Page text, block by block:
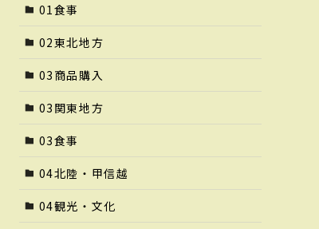
01食事
02東北地方
03商品購入
03関東地方
03食事
04北陸・甲信越
04観光・文化